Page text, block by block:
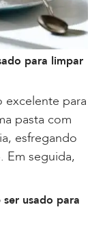
para limpar
para
pasta com
esfregando
Em seguida,
usado para